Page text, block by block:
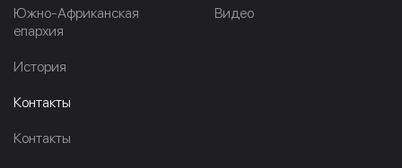
Южно-Африканская
епархия
История
Видео
Контакты
Контакты